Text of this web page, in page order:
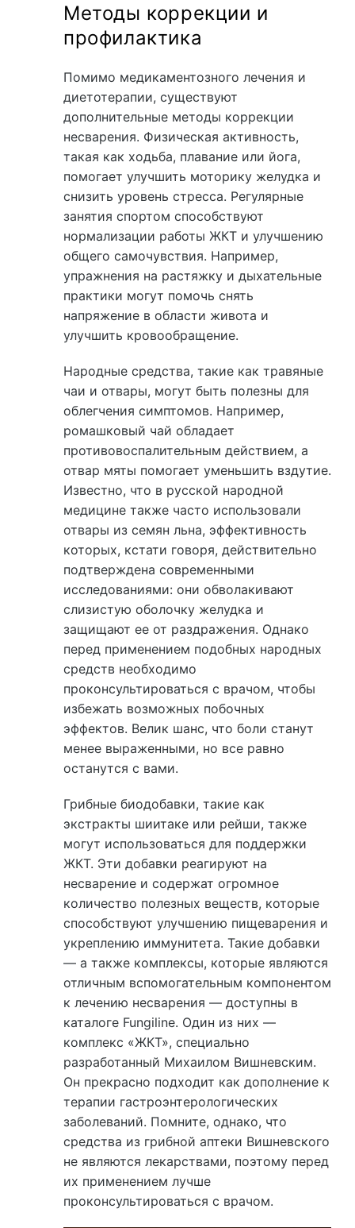
Методы коррекции и
профилактика
Помимо медикаментозного лечения и
диетотерапии, существуют
дополнительные методы коррекции
несварения. Физическая активность,
такая как ходьба, плавание или йога,
помогает улучшить моторику желудка и
снизить уровень стресса. Регулярные
занятия спортом способствуют
нормализации работы ЖКТ и улучшению
общего самочувствия. Например,
упражнения на растяжку и дыхательные
практики могут помочь снять
напряжение в области живота и
улучшить кровообращение.
Народные средства, такие как травяные
чаи и отвары, могут быть полезны для
облегчения симптомов. Например,
ромашковый чай обладает
противовоспалительным действием, а
отвар мяты помогает уменьшить вздутие.
Известно, что в русской народной
медицине также часто использовали
отвары из семян льна, эффективность
которых, кстати говоря, действительно
подтверждена современными
исследованиями: они обволакивают
слизистую оболочку желудка и
защищают ее от раздражения. Однако
перед применением подобных народных
средств необходимо
проконсультироваться с врачом, чтобы
избежать возможных побочных
эффектов. Велик шанс, что боли станут
менее выраженными, но все равно
останутся с вами.
Грибные биодобавки, такие как
экстракты шиитаке или рейши, также
могут использоваться для поддержки
ЖКТ. Эти добавки реагируют на
несварение и содержат огромное
количество полезных веществ, которые
способствуют улучшению пищеварения и
укреплению иммунитета. Такие добавки
— а также комплексы, которые являются
отличным вспомогательным компонентом
к лечению несварения — доступны в
каталоге Fungiline. Один из них —
комплекс «ЖКТ», специально
разработанный Михаилом Вишневским.
Он прекрасно подходит как дополнение к
терапии гастроэнтерологических
заболеваний. Помните, однако, что
средства из грибной аптеки Вишневского
не являются лекарствами, поэтому перед
их применением лучше
проконсультироваться с врачом.